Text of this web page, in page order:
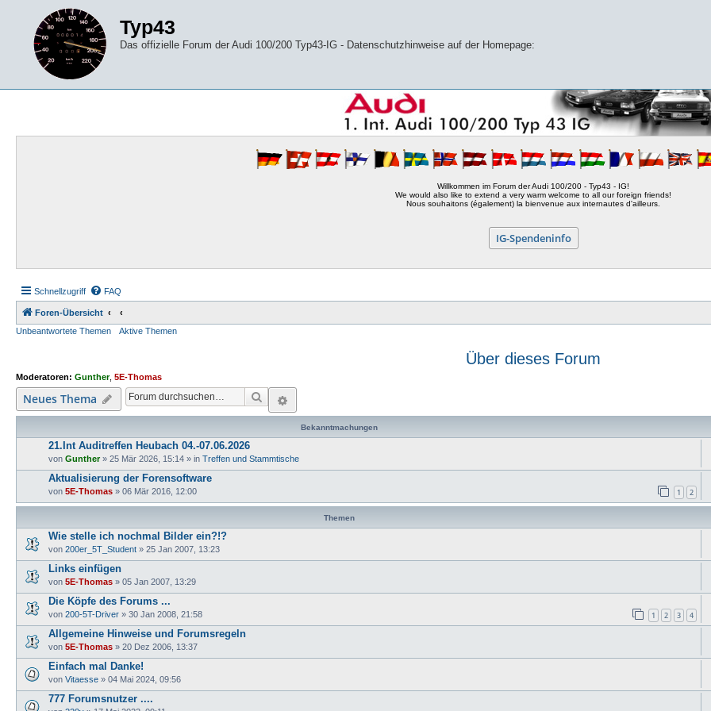
Typ43
Das offizielle Forum der Audi 100/200 Typ43-IG - Datenschutzhinweise auf der Homepage:
Willkommen im Forum der Audi 100/200 - Typ43 - IG!
We would also like to extend a very warm welcome to all our foreign friends!
Nous souhaitons (également) la bienvenue aux internautes d'ailleurs.
IG-Spendeninfo
Schnellzugriff FAQ
Foren-Übersicht
Unbeantwortete Themen
Aktive Themen
Über dieses Forum
Moderatoren: Gunther, 5E-Thomas
Neues Thema Suche
Bekanntmachungen
21.Int Auditreffen Heubach 04.-07.06.2026
von Gunther» 25 Mär 2026, 15:14 » in Treffen und Stammtische
Aktualisierung der Forensoftware
von 5E-Thomas » 06 Mär 2016, 12:00 1 2
Themen
Wie stelle ich nochmal Bilder ein?!?
von 200er_5T_Student » 25 Jan 2007, 13:23
Links einfügen
von 5E-Thomas » 05 Jan 2007, 13:29
Die Köpfe des Forums ...
von 200-5T-Driver » 30 Jan 2008, 21:58 1 2 3 4
Allgemeine Hinweise und Forumsregeln
von 5E-Thomas » 20 Dez 2006, 13:37
Einfach mal Danke!
von Vitaesse » 04 Mai 2024, 09:56
777 Forumsnutzer ....